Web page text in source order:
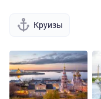
Круизы